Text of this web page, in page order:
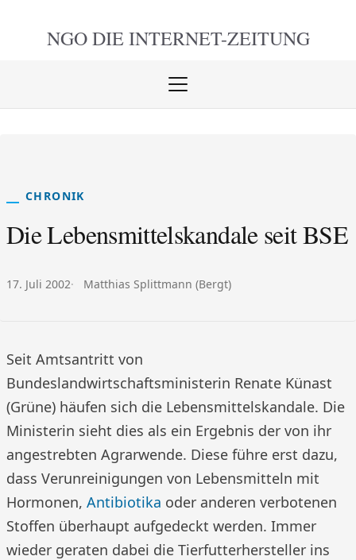
NGO DIE INTERNET-ZEITUNG
Menü
CHRONIK
Die Lebensmittelskandale seit BSE
Veröffentlicht am:
17. Juli 2002 Autor:
Matthias Splittmann (Bergt)
Seit Amtsantritt von
Bundeslandwirtschaftsministerin Renate Künast
(Grüne) häufen sich die Lebensmittelskandale. Die
Ministerin sieht dies als ein Ergebnis der von ihr
angestrebten Agrarwende. Diese führe erst dazu,
dass Verunreinigungen von Lebensmitteln mit
Hormonen, Antibiotika oder anderen verbotenen
Stoffen überhaupt aufgedeckt werden. Immer
wieder geraten dabei die Tierfutterhersteller ins